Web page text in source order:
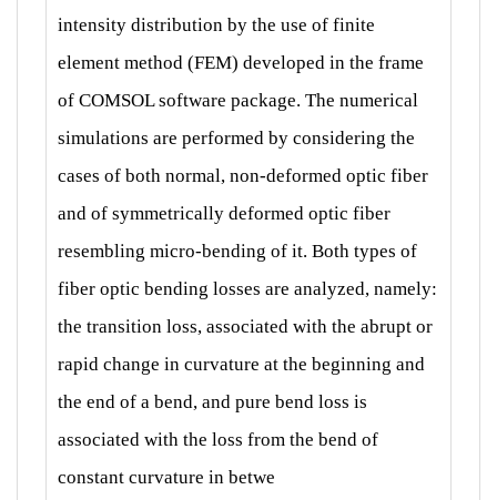
intensity distribution by the use of finite
element method (FEM) developed in the frame
of COMSOL software package. The numerical
simulations are performed by considering the
cases of both normal, non-deformed optic fiber
and of symmetrically deformed optic fiber
resembling micro-bending of it. Both types of
fiber optic bending losses are analyzed, namely:
the transition loss, associated with the abrupt or
rapid change in curvature at the beginning and
the end of a bend, and pure bend loss is
associated with the loss from the bend of
constant curvature in betwe